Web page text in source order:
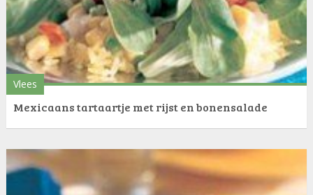
Vlees
Mexicaans tartaartje met rijst en bonensalade